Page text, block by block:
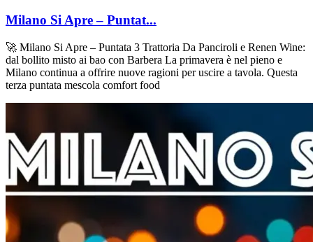
Milano Si Apre – Puntat...
🚀 Milano Si Apre – Puntata 3 Trattoria Da Panciroli e Renen Wine:
dal bollito misto ai bao con Barbera La primavera è nel pieno e
Milano continua a offrire nuove ragioni per uscire a tavola. Questa
terza puntata mescola comfort food